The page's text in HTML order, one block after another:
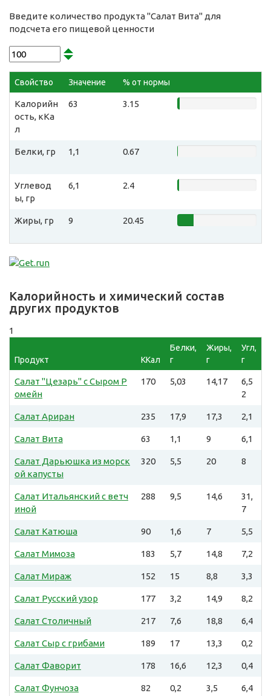
Введите количество продукта "Салат Вита" для
подсчета его пищевой ценности
Свойство Значение % от нормы
Калорийн
ость, кКа
л
63 3.15
Белки, гр 1,1 0.67
Углевод
ы, гр
6,1 2.4
Жиры, гр 9 20.45
Калорийность и химический состав
других продуктов
1
Продукт ККал
Белки,
г
Жиры,
г
Угл,
г
Салат "Цезарь" с Сыром Р
омейн
170 5,03 14,17
6,5
2
Салат Ариран 235 17,9 17,3 2,1
Салат Вита 63 1,1 9 6,1
Салат Дарьюшка из морск
ой капусты
320 5,5 20 8
Салат Итальянский с ветч
иной
288 9,5 14,6
31,
7
Салат Катюша 90 1,6 7 5,5
Салат Мимоза 183 5,7 14,8 7,2
Салат Мираж 152 15 8,8 3,3
Салат Русский узор 177 3,2 14,9 8,2
Салат Столичный 217 7,6 18,8 6,4
Салат Сыр с грибами 189 17 13,3 0,2
Салат Фаворит 178 16,6 12,3 0,4
Салат Фунчоза 82 0,2 3,5 6,4